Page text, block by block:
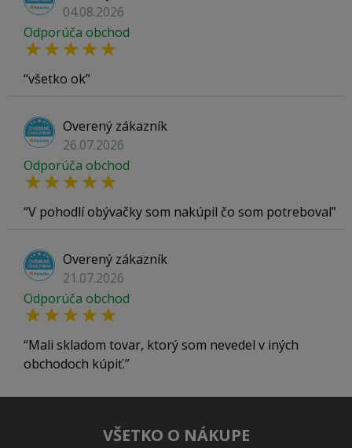
04.08.2026
Odporúča obchod
všetko ok
Overený zákazník
26.07.2026
Odporúča obchod
V pohodlí obývačky som nakúpil čo som potreboval
Overený zákazník
21.07.2026
Odporúča obchod
Mali skladom tovar, ktorý som nevedel v iných
obchodoch kúpiť.
VŠETKO O NÁKUPE